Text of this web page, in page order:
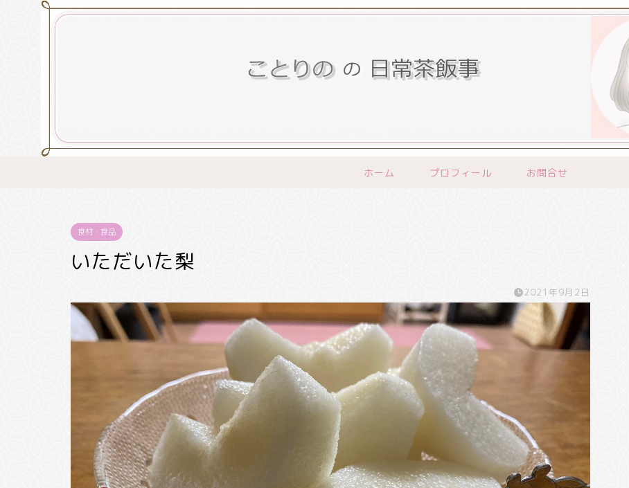
ホーム プロフィール お問合せ
食材・食品
いただいた梨
2021年9月2日